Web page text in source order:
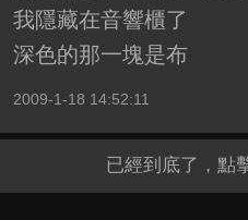
我隱藏在音響櫃了
深色的那一塊是布
2009-1-18 14:52:11
已經到底了，點